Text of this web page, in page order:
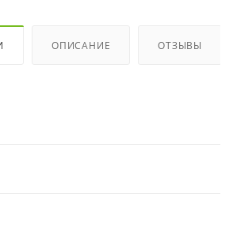
ОПИСАНИЕ ОТЗЫВЫ